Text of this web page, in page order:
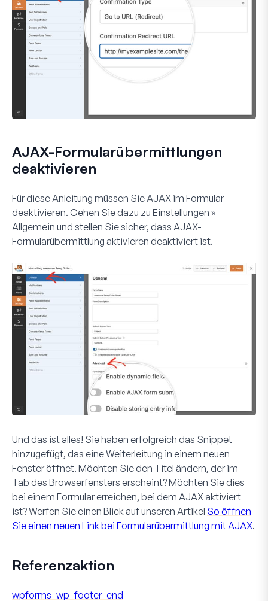
AJAX-Formularübermittlungen
deaktivieren
Für diese Anleitung müssen Sie AJAX im Formular
deaktivieren. Gehen Sie dazu zu Einstellungen »
Allgemein und stellen Sie sicher, dass AJAX-
Formularübermittlung aktivieren deaktiviert ist.
Und das ist alles! Sie haben erfolgreich das Snippet
hinzugefügt, das eine Weiterleitung in einem neuen
Fenster öffnet. Möchten Sie den Titel ändern, der im
Tab des Browserfensters erscheint? Möchten Sie dies
bei einem Formular erreichen, bei dem AJAX aktiviert
ist? Werfen Sie einen Blick auf unseren Artikel So öffnen
Sie einen neuen Link bei Formularübermittlung mit AJAX.
Referenzaktion
wpforms_wp_footer_end